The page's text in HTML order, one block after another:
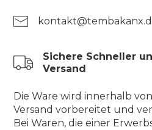
Sichere Schneller
Versand
Die Ware wird innerhalb
Versand vorbereitet und
Bei Waren, die einer